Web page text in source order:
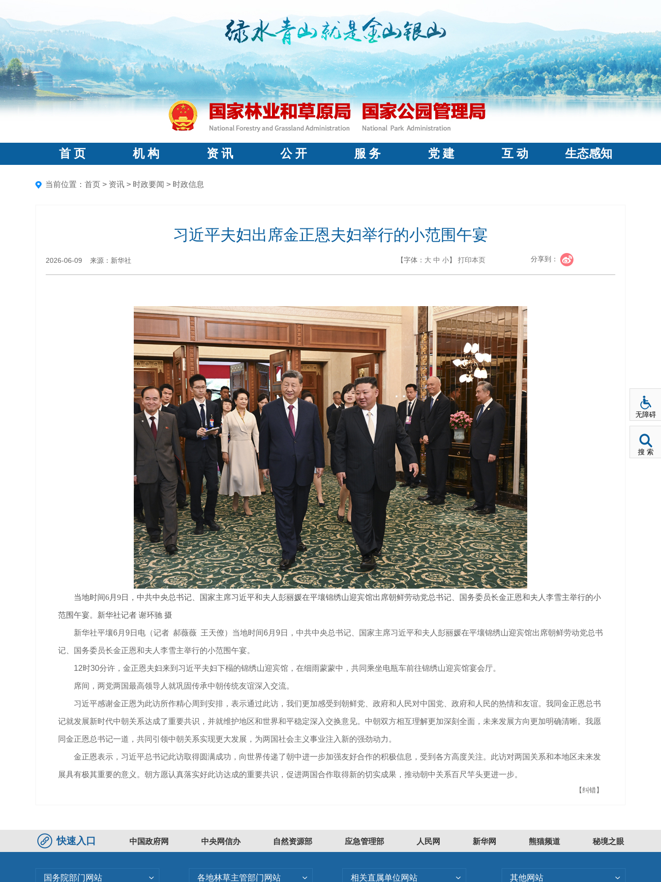
首 页 机 构 资 讯 公 开 服 务 党 建 互 动 生态感知
当前位置： 首页 > 资讯 > 时政要闻 > 时政信息
习近平夫妇出席金正恩夫妇举行的小范围午宴
2026-06-09 来源：新华社 【字体： 大 中 小】 打印本页 分享到：
当地时间6月9日，中共中央总书记、国家主席习近平和夫人彭丽媛在平壤锦绣山迎宾馆出席朝鲜劳动党总书记、国务委员长金正恩和夫人李雪主举行的小
范围午宴。新华社记者 谢环驰 摄
新华社平壤6月9日电（记者 郝薇薇 王天僚）当地时间6月9日，中共中央总书记、国家主席习近平和夫人彭丽媛在平壤锦绣山迎宾馆出席朝鲜劳动党总书
记、国务委员长金正恩和夫人李雪主举行的小范围午宴。
12时30分许，金正恩夫妇来到习近平夫妇下榻的锦绣山迎宾馆，在细雨蒙蒙中，共同乘坐电瓶车前往锦绣山迎宾馆宴会厅。
席间，两党两国最高领导人就巩固传承中朝传统友谊深入交流。
习近平感谢金正恩为此访所作精心周到安排，表示通过此访，我们更加感受到朝鲜党、政府和人民对中国党、政府和人民的热情和友谊。我同金正恩总书
记就发展新时代中朝关系达成了重要共识，并就维护地区和世界和平稳定深入交换意见。中朝双方相互理解更加深刻全面，未来发展方向更加明确清晰。我愿
同金正恩总书记一道，共同引领中朝关系实现更大发展，为两国社会主义事业注入新的强劲动力。
金正恩表示，习近平总书记此访取得圆满成功，向世界传递了朝中进一步加强友好合作的积极信息，受到各方高度关注。此访对两国关系和本地区未来发
展具有极其重要的意义。朝方愿认真落实好此访达成的重要共识，促进两国合作取得新的切实成果，推动朝中关系百尺竿头更进一步。
【纠错】
快速入口 中国政府网 中央网信办 自然资源部 应急管理部 人民网 新华网 熊猫频道 秘境之眼
国务院部门网站 各地林草主管部门网站 相关直属单位网站 其他网站
无障碍
搜 索